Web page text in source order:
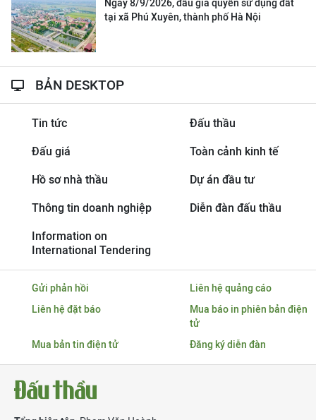
Ngày 8/9/2026, đấu giá quyền sử dụng đất
tại xã Phú Xuyên, thành phố Hà Nội
BẢN DESKTOP
Tin tức Đấu thầu
Đấu giá Toàn cảnh kinh tế
Hồ sơ nhà thầu Dự án đầu tư
Thông tin doanh nghiệp Diễn đàn đấu thầu
Information on
International Tendering
Gửi phản hồi
Liên hệ quảng cáo
Liên hệ đặt báo
Mua báo in phiên bản điện
tử
Mua bản tin điện tử
Đăng ký diễn đàn